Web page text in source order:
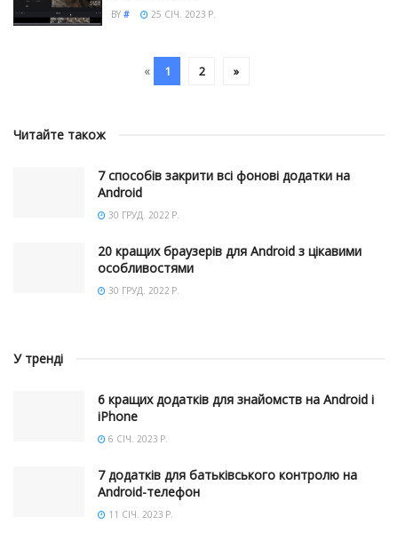
BY # 25 СІЧ. 2023 Р.
« 1 2 »
Читайте також
7 способів закрити всі фонові додатки на
Android
30 ГРУД. 2022 Р.
20 кращих браузерів для Android з цікавими
особливостями
30 ГРУД. 2022 Р.
У тренді
6 кращих додатків для знайомств на Android і
iPhone
6 СІЧ. 2023 Р.
7 додатків для батьківського контролю на
Android-телефон
11 СІЧ. 2023 Р.